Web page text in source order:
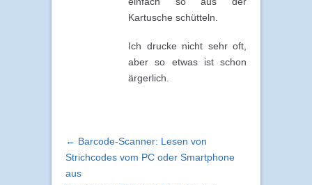
Kartusche schütteln.
Ich drucke nicht sehr oft,
aber so etwas ist schon
ärgerlich.
← Barcode-Scanner: Lesen von
Strichcodes vom PC oder Smartphone
aus